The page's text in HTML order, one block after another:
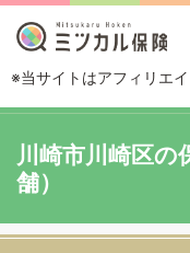
※当サイトはアフィリエ
川崎市川崎区の
舗）